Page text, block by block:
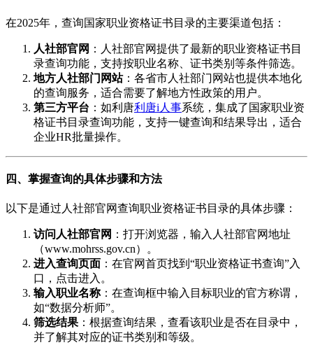
在2025年，查询国家职业资格证书目录的主要渠道包括：
人社部官网 ：人社部官网提供了最新的职业资格证书目
录查询功能，支持按职业名称、证书类别等条件筛选。
地方人社部门网站：各省市人社部门网站也提供本地化
的查询服务，适合需要了解地方性政策的用户。
第三方平台 ：如利唐利唐i人事系统，集成了国家职业资
格证书目录查询功能，支持一键查询和结果导出，适合
企业HR批量操作。
四、掌握查询的具体步骤和方法
以下是通过人社部官网查询职业资格证书目录的具体步骤：
访问人社部官网 ：打开浏览器，输入人社部官网地址
（www.mohrss.gov.cn）。
进入查询页面 ：在官网首页找到“职业资格证书查询”入
口，点击进入。
输入职业名称：在查询框中输入目标职业的官方称谓，
如“数据分析师”。
筛选结果 ：根据查询结果，查看该职业是否在目录中，
并了解其对应的证书类别和等级。